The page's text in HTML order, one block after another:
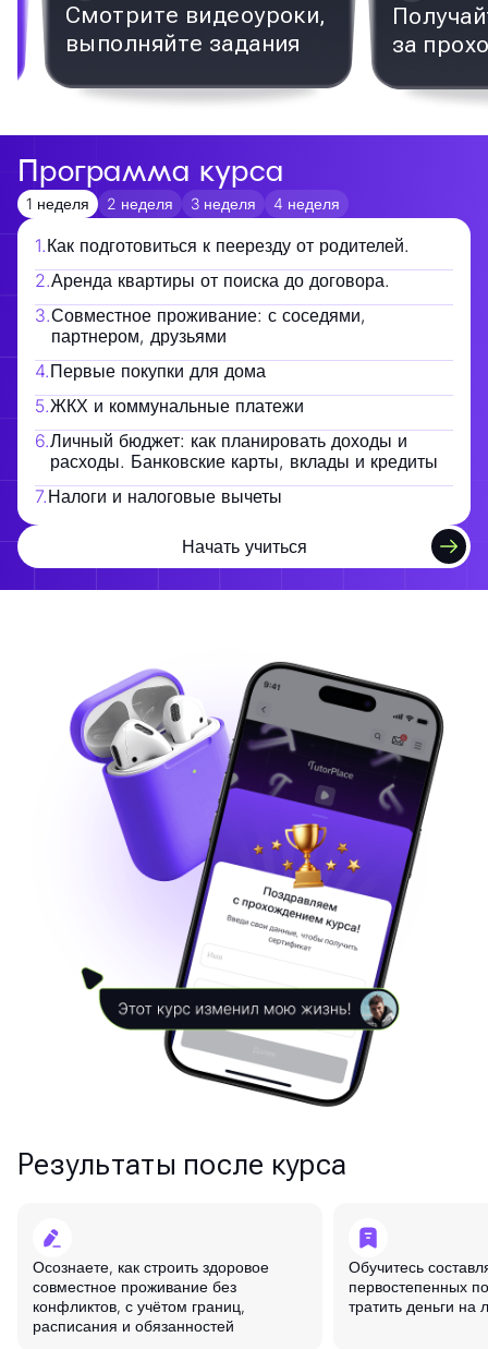
задания
Получайте сертификат
за прохождение курса
Программа курса
1 неделя 2 неделя 3 неделя 4 неделя
1.Как подготовиться к пеерезду от родителей.
2.Аренда квартиры от поиска до договора.
3.Совместное проживание: с соседями,
партнером, друзьями
4.Первые покупки для дома
5.ЖКХ и коммунальные платежи
6.Личный бюджет: как планировать доходы и
расходы. Банковские карты, вклады и кредиты
7.Налоги и налоговые вычеты
Начать учиться
Результаты после курса
Осознаете, как строить здоровое
совместное проживание без
конфликтов, с учётом границ,
расписания и обязанностей
Обучитесь
первостепенных
тратить деньги